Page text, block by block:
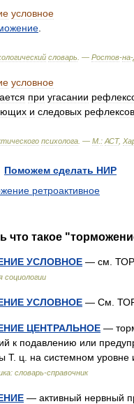
условное
словарь . — Ростов-на-
условное
при угасании
и следовых рефлексов
психолога . — М : АСТ,
Поможем сделать НИР
ретроактивное
что такое
УСЛОВНОЕ — см.
социологии
УСЛОВНОЕ — См.
ЦЕНТРАЛЬНОЕ —
к подавлению или
Т. ц. на системном
cловарь-справочник
— активный нервный